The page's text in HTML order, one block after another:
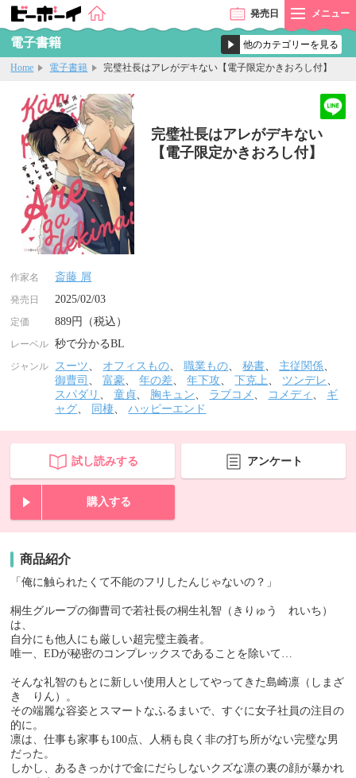
発売日 メニュー
電子書籍
Home 電子書籍 完璧社長はアレがデキない【電子限定かきおろし付】
完璧社長はアレがデキない
【電子限定かきおろし付】
作家名 斎藤 屑
発売日 2025/02/03
定価 889円（税込）
レーベル 秒で分かるBL
ジャンル スーツ、 オフィスもの、職業もの、秘書、 主従関係、
御曹司 、富豪、年の差、年下攻、下克上、 ツンデレ 、
スパダリ 、童貞、 胸キュン、 ラブコメ 、 コメディ 、 ギ
ャグ、 同棲、ハッピーエンド
試し読みする アンケート
購入する
商品紹介
「俺に触られたくて不能のフリしたんじゃないの？」
桐生グループの御曹司で若社長の桐生礼智（きりゅう れいち）
は、
自分にも他人にも厳しい超完璧主義者。
唯一、EDが秘密のコンプレックスであることを除いて…
そんな礼智のもとに新しい使用人としてやってきた島崎凛（しまざ
き りん）。
その端麗な容姿とスマートなふるまいで、すぐに女子社員の注目の
的に。
凛は、仕事も家事も100点、人柄も良く非の打ち所がない完璧な男
だった。
しかし、あるきっかけで金にだらしないクズな凛の裏の顔が暴かれ